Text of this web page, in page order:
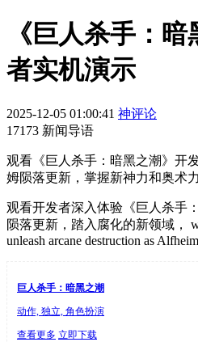
《巨人杀手：
者实机演示
2025-12-05 01:00:41 神评论
17173 新闻导语
观看《巨人杀手：暗黑之潮》开
姆陨落更新，掌握新神力和奥术
观看开发者深入体验《巨人杀
陨落更新，踏入腐化的新领域，
unleash arcane destruction as
巨人杀手：暗黑之潮
动作, 独立, 角色扮演
查看更多 立即下载